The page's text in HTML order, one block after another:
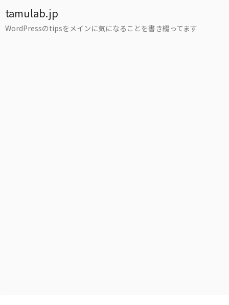
tamulab.jp
WordPressのtipsをメインに気になることを書き綴ってます